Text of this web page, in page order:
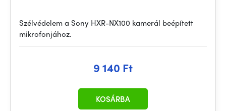
Szélvédelem a Sony HXR-NX100 kamerál beépített
mikrofonjához.
9 140 Ft
KOSÁRBA